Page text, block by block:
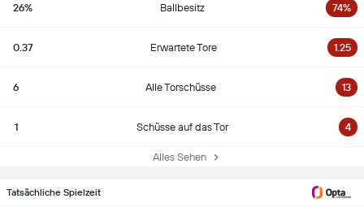
26% Ballbesitz 74%
0.37 Erwartete Tore 1.25
6 Alle Torschüsse 13
1 Schüsse auf das Tor 4
Alles Sehen
Tatsächliche Spielzeit